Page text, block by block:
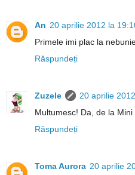
An 20 aprilie 2012 la
Primele imi plac la
Răspundeți
Zuzele
20 aprilie
Multumesc! Da, de la Mini
Răspundeți
Toma Aurora 20 aprilie